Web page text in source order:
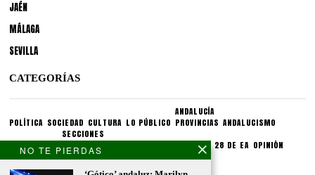
JAÉN
MÁLAGA
SEVILLA
CATEGORÍAS
POLÍTICA SOCIEDAD CULTURA LO PÚBLICO
ANDALUCÍA
PROVINCIAS ANDALUCISMO
SINDICATOS
SECCIONES
CRONIQUEA
LAS 28 DE EA OPINIÓN
CONDICIONES LEGALES
NO TE PIERDAS